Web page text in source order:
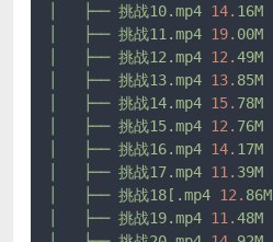
├── 挑战10.mp4 14. 16M
├── 挑战11.mp4 19. 00M
├── 挑战12.mp4 12.49M
├── 挑战13.mp4 13. 85M
├── 挑战14.mp4 15. 78M
├── 挑战15.mp4 12. 76M
├── 挑战16.mp4 14. 17M
├── 挑战17.mp4 11. 39M
├── 挑战18[.mp4 12. 86M
├── 挑战19.mp4 11.48M